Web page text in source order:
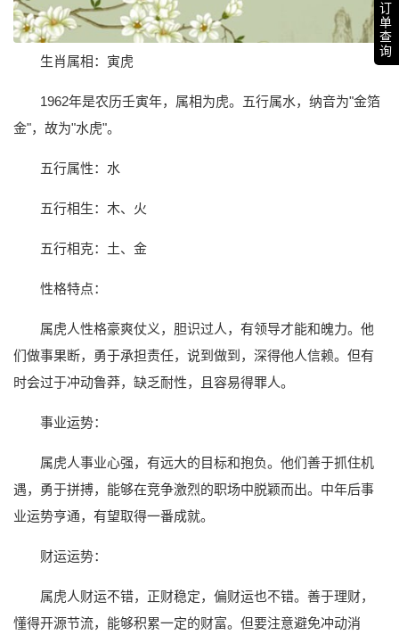
订
单
查
询
生肖属相：寅虎
1962年是农历壬寅年，属相为虎。五行属水，纳音为"金箔
金"，故为"水虎"。
五行属性：水
五行相生：木、火
五行相克：土、金
性格特点：
属虎人性格豪爽仗义，胆识过人，有领导才能和魄力。他
们做事果断，勇于承担责任，说到做到，深得他人信赖。但有
时会过于冲动鲁莽，缺乏耐性，且容易得罪人。
事业运势：
属虎人事业心强，有远大的目标和抱负。他们善于抓住机
遇，勇于拼搏，能够在竞争激烈的职场中脱颖而出。中年后事
业运势亨通，有望取得一番成就。
财运运势：
属虎人财运不错，正财稳定，偏财运也不错。善于理财，
懂得开源节流，能够积累一定的财富。但要注意避免冲动消